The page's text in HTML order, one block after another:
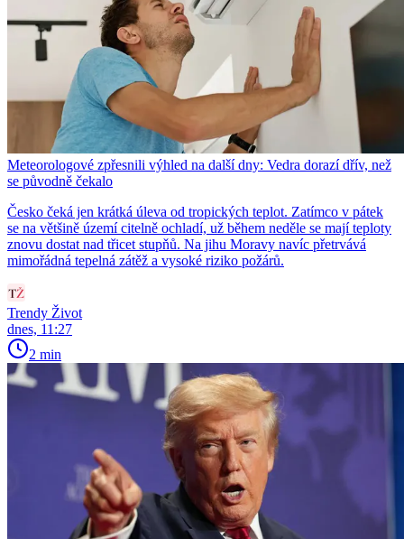
Meteorologové zpřesnili výhled na další dny: Vedra dorazí dřív, než
se původně čekalo
Česko čeká jen krátká úleva od tropických teplot. Zatímco v pátek
se na většině území citelně ochladí, už během neděle se mají teploty
znovu dostat nad třicet stupňů. Na jihu Moravy navíc přetrvává
mimořádná tepelná zátěž a vysoké riziko požárů.
Trendy Život
dnes, 11:27
2 min